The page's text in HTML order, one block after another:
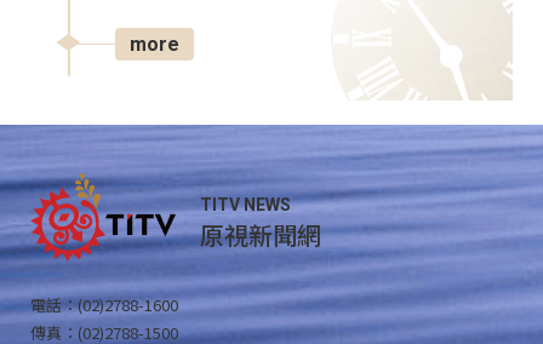
more
TITV NEWS
原視新聞網
電話：(02)2788-1600
傳真：(02)2788-1500